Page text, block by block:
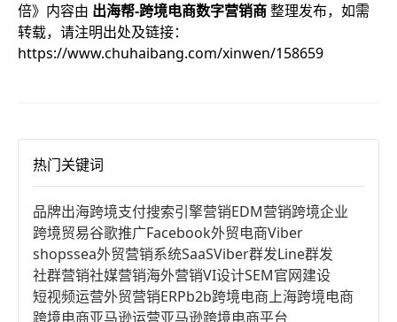
倍》内容由 出海帮-跨境电商数字营销商整理发布，如需
转载，请注明出处及链接：
https://www.chuhaibang.com/xinwen/158659
热门关键词
品牌出海跨境支付搜索引擎营销EDM营销跨境企业
跨境贸易谷歌推广Facebook外贸电商Viber
shopssea外贸营销系统SaaSViber群发Line群发
社群营销社媒营销海外营销VI设计SEM官网建设
短视频运营外贸营销ERPb2b跨境电商上海跨境电商
跨境电商亚马逊运营亚马逊跨境电商平台